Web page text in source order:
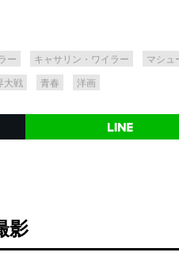
ー キャサリン・ワイラー マシュ
大戦 青春 洋画
影